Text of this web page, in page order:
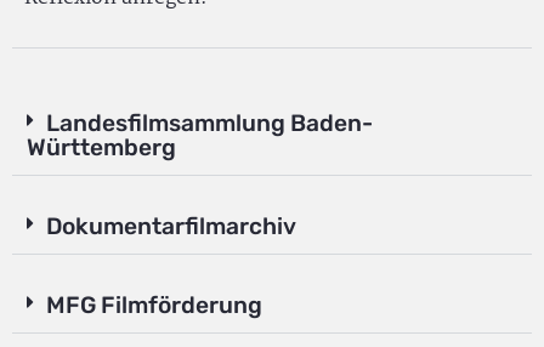
Landesfilmsammlung Baden-
Württemberg
Dokumentarfilmarchiv
MFG Filmförderung